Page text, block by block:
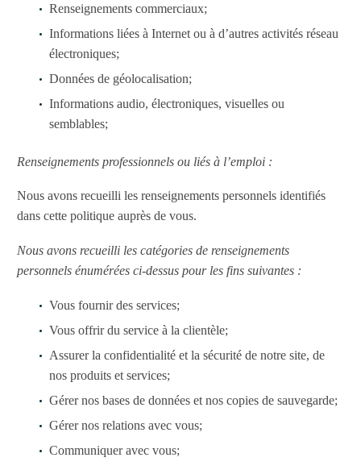
Renseignements commerciaux;
Informations liées à Internet ou à d’autres activités réseau
électroniques;
Données de géolocalisation;
Informations audio, électroniques, visuelles ou
semblables;
Renseignements professionnels ou liés à l’emploi :
Nous avons recueilli les renseignements personnels identifiés
dans cette politique auprès de vous.
Nous avons recueilli les catégories de renseignements
personnels énumérées ci-dessus pour les fins suivantes :
Vous fournir des services;
Vous offrir du service à la clientèle;
Assurer la confidentialité et la sécurité de notre site, de
nos produits et services;
Gérer nos bases de données et nos copies de sauvegarde;
Gérer nos relations avec vous;
Communiquer avec vous;